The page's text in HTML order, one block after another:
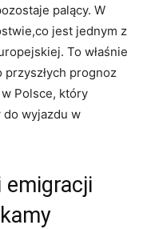
palący. W
jest jednym z
To właśnie
prognoz
Polsce, który
wyjazdu w
emigracji